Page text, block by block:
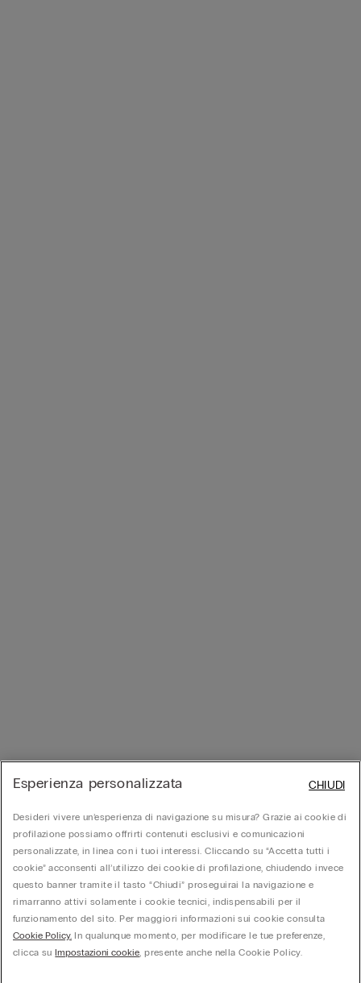
Esperienza personalizzata
Desideri vivere un’esperienza di navigazione su misura? Grazie ai cookie di
profilazione possiamo offrirti contenuti esclusivi e comunicazioni
personalizzate, in linea con i tuoi interessi. Cliccando su “Accetta tutti i
cookie” acconsenti all’utilizzo dei cookie di profilazione, chiudendo invece
questo banner tramite il tasto “Chiudi” proseguirai la navigazione e
rimarranno attivi solamente i cookie tecnici, indispensabili per il
funzionamento del sito. Per maggiori informazioni sui cookie consulta
Cookie Policy. In qualunque momento, per modificare le tue preferenze,
clicca suImpostazioni cookie, presente anche nella Cookie Policy.
CHIUDI